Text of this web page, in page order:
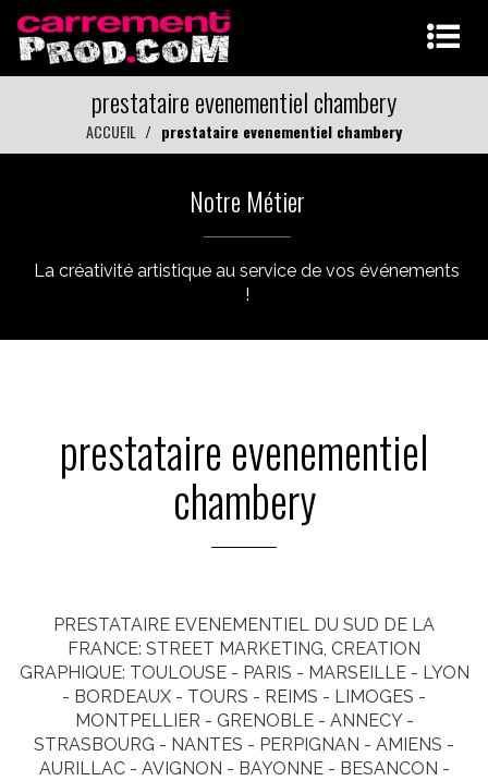
prestataire evenementiel chambery
ACCUEIL prestataire evenementiel chambery
Notre Métier
La créativité artistique au service de vos événements
!
prestataire evenementiel
chambery
PRESTATAIRE EVENEMENTIEL DU SUD DE LA
FRANCE: STREET MARKETING, CREATION
GRAPHIQUE: TOULOUSE - PARIS - MARSEILLE - LYON
- BORDEAUX - TOURS - REIMS - LIMOGES -
MONTPELLIER - GRENOBLE - ANNECY -
STRASBOURG - NANTES - PERPIGNAN - AMIENS -
AURILLAC - AVIGNON - BAYONNE - BESANCON -